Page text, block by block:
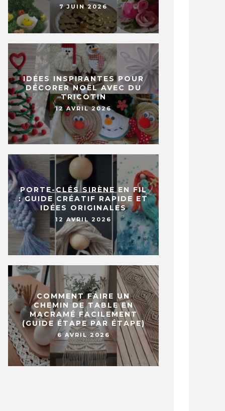
7 JUIN 2026
IDÉES INSPIRANTES POUR
DÉCORER NOËL AVEC DU
TRICOTIN
12 AVRIL 2026
PORTE-CLÉS SIRÈNE EN FIL
: GUIDE CRÉATIF RAPIDE ET
IDÉES ORIGINALES
12 AVRIL 2026
COMMENT FAIRE UN
CHEMIN DE TABLE EN
MACRAMÉ FACILEMENT
(GUIDE ÉTAPE PAR ÉTAPE)
6 AVRIL 2026